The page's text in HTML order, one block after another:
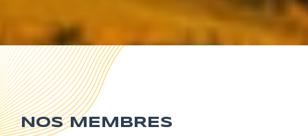
NOS MEMBRES